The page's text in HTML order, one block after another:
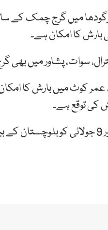
بارش کا امکان ہے۔
کی توقع ہے۔
محکمہ موسمیات کے مطابق 8 اور 9